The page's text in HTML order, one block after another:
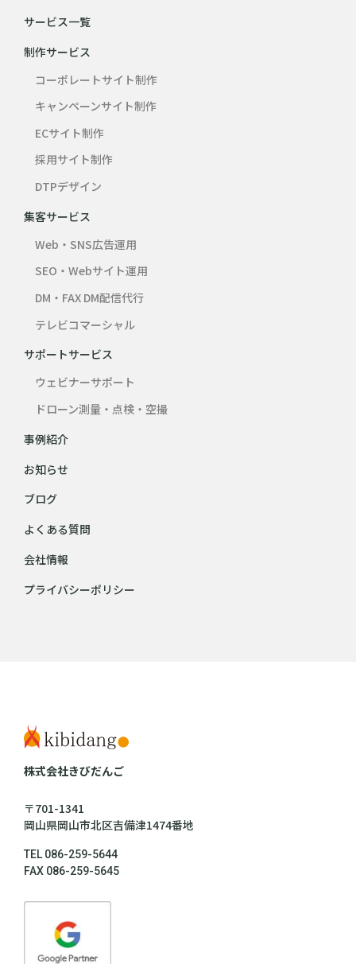
サービス一覧
制作サービス
コーポレートサイト制作
キャンペーンサイト制作
ECサイト制作
採用サイト制作
DTPデザイン
集客サービス
Web・SNS広告運用
SEO・Webサイト運用
DM・FAX DM配信代行
テレビコマーシャル
サポートサービス
ウェビナーサポート
ドローン測量・点検・空撮
事例紹介
お知らせ
ブログ
よくある質問
会社情報
プライバシーポリシー
株式会社きびだんご
〒701-1341
岡山県岡山市北区吉備津1474番地
TEL 086-259-5644
FAX 086-259-5645